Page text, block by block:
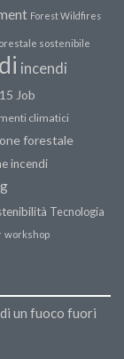
Forest Wildfires
sostenibile
incendi
Job
climatici
forestale
incendi
Tecnologia
workshop
un fuoco fuori